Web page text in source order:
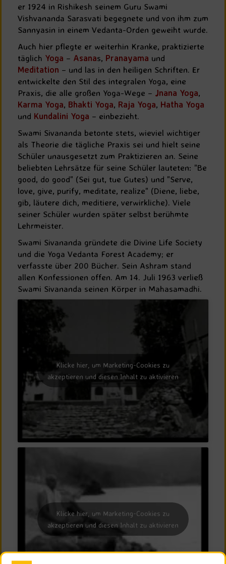
er 1924 in Rishikesh seinem Guru Swami
Vishvananda Sarasvati begegnete und von ihm zum
Sannyasin in einem Vedanta-Orden geweiht wurde.
Auch hier pflegte er weiterhin Kranke, praktizierte
täglich Yoga – Asanas, Pranayama und
Meditation – und las in den heiligen Schriften. Er
entwickelte den Stil des integralen Yoga, eine
Praxis, die alle großen Yoga-Wege – Jnana Yoga,
Karma Yoga, Bhakti Yoga, Raja Yoga, Hatha Yoga
und Kundalini Yoga – einbezieht.
Swami Sivananda betonte stets, wieviel wichtiger
als Theorie die tägliche Praxis sei und hielt seine
Schüler unausgesetzt zum Praktizieren an. Seine
beliebten Lehrsätze für seine Schüler lauteten: "Be
good, do good" (Sei gut, tue Gutes) und "Serve,
love, give, purify, meditate, realize" (Diene, liebe,
gib, läutere dich, meditiere, verwirkliche). Viele
seiner Schüler wurden später selbst berühmte
Lehrmeister.
Swami Sivananda gründete die Divine Life Society
und die Yoga Vedanta Forest Academy; er
verfasste über 200 Bücher. Sein Ashram stand
allen Konfessionen offen. Am 14. Juli 1963 verließ
Swami Sivananda seinen Körper in Mahasamadhi.
Klicke hier, um Marketing-Cookies zu
akzeptieren und diesen Inhalt zu aktivieren
Klicke hier, um Marketing-Cookies zu
akzeptieren und diesen Inhalt zu aktivieren